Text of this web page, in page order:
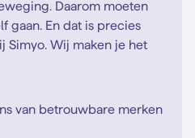
Daarom moeten
gaan. En dat is precies
Simyo. Wij maken je het
van betrouwbare merken